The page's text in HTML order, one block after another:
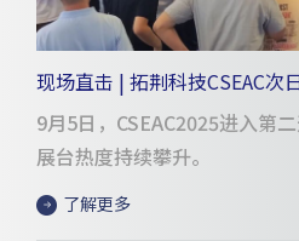
现场直击 | 拓荆科技CSEAC次
进展引热议
9月5日，CSEAC2025进入第
展台热度持续攀升。
了解更多